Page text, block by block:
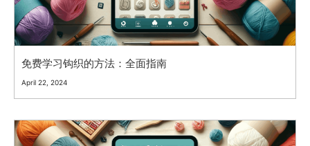
免费学习钩织的方法：全面指南
April 22, 2024